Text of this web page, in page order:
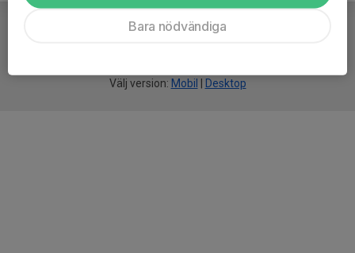
Välj version: Mobil Desktop
Bara nödvändiga